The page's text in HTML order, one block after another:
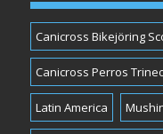
Canicross Bikejöring
Canicross Perros
Latin America